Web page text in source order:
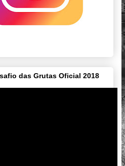
das Grutas Oficial 2018